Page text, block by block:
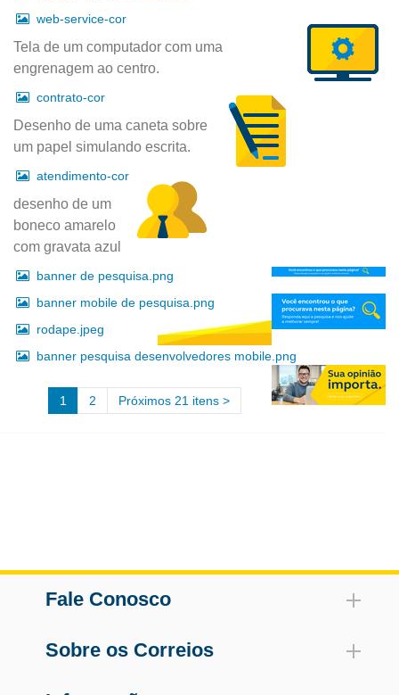
web-service-cor
Tela de um computador com uma
engrenagem ao centro.
contrato-cor
Desenho de uma caneta sobre
um papel simulando escrita.
atendimento-cor
desenho de um
boneco amarelo
com gravata azul
banner de pesquisa.png
banner mobile de pesquisa.png
rodape.jpeg
banner pesquisa desenvolvedores mobile.png
1 2 Próximos 21 itens
Fale Conosco
Sobre os Correios